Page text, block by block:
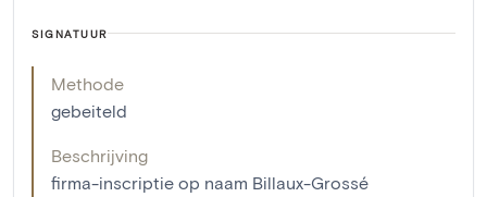
SIGNATUUR
Methode
gebeiteld
Beschrijving
firma-inscriptie op naam Billaux-Grossé